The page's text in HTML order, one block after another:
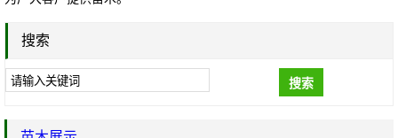
搜索
搜索